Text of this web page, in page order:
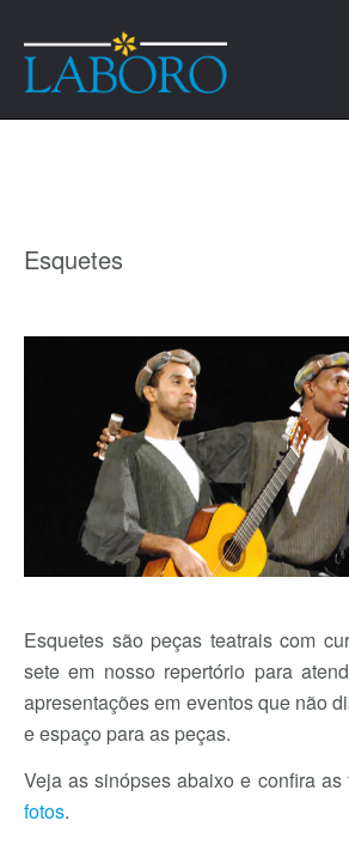
Esquetes
Esquetes são peças teatrais com
sete em nosso repertório para
apresentações em eventos que não
e espaço para as peças.
Veja as sinópses abaixo e confira as
fotos.